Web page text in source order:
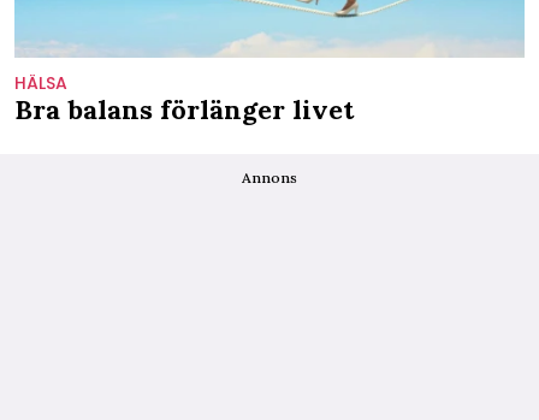
HÄLSA
Bra balans förlänger livet
Annons